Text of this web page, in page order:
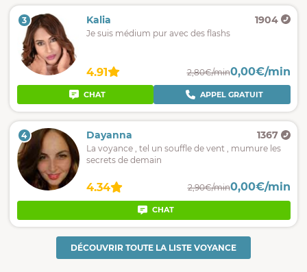
3 Kalia 1904
Je suis médium pur avec des flashs
4.91 2,80€/min0,00€/min
CHAT APPEL GRATUIT
4 Dayanna 1367
La voyance , tel un souffle de vent , mumure les
secrets de demain
4.34 2,90€/min0,00€/min
CHAT
DÉCOUVRIR TOUTE LA LISTE VOYANCE